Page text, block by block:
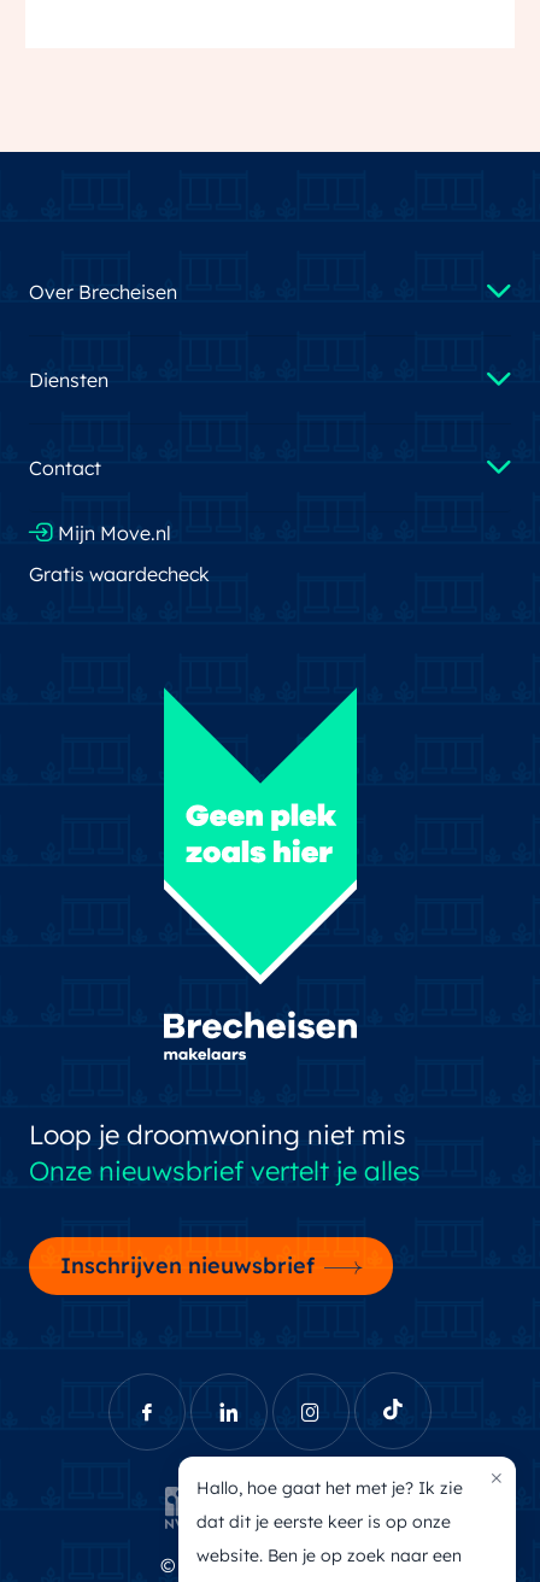
Loop je droomwoning niet mis
Onze nieuwsbrief vertelt je alles
Inschrijven nieuwsbrief
Over Brecheisen
Diensten
Contact
Mijn Move.nl
Gratis waardecheck
© Brecheisen Makelaars
×
Hallo, hoe gaat het met je? Ik zie
dat dit je eerste keer is op onze
website. Ben je op zoek naar een